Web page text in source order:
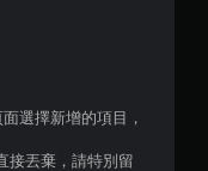
選擇新增的項目，
接丟棄，請特別留